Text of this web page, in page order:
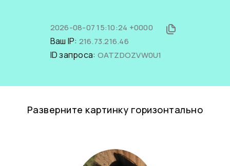
2026-08-07 15:10:24 +0000
Ваш IP: 216.73.216.46
ID запроса: OATZDOZVW0U1
Разверните картинку горизонтально